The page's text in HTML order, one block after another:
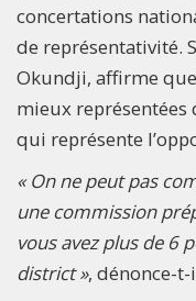
concertations
de représentativité.
Okundji, affirme
mieux représentées
qui représente
« On ne peut pas
une commission
vous avez plus de 6
district », dénonce-t-